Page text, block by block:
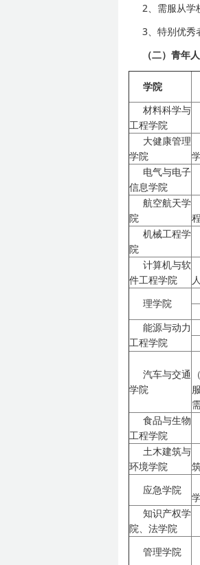
2、需服从学
3、特别优秀
（二）青年
学院
材料科学与
工程学院
大健康管理
学院
电气与电子
信息学院
航空航天学
院
机械工程学
院
计算机与软
件工程学院
理学院
能源与动力
工程学院
汽车与交通
学院
食品与生物
工程学院
土木建筑与
环境学院
应急学院
知识产权学
院、法学院
管理学院